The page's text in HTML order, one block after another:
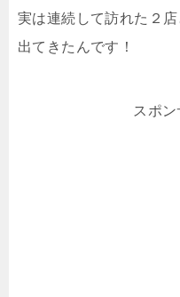
実は連続して訪れた２
出てきたんです！
スポン